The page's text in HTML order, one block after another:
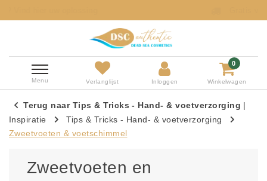
Menu Verlanglijst Inloggen
0
Winkelwagen
Terug naar Tips & Tricks - Hand- & voetverzorging |
Inspiratie
Tips & Tricks - Hand- & voetverzorging
Zweetvoeten & voetschimmel
Zweetvoeten en